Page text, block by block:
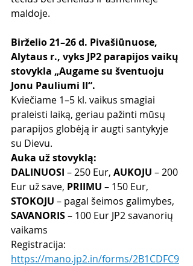
maldoje.
Birželio 21–26 d. Pivašiūnuose,
Alytaus r., vyks JP2 parapijos vaikų
stovykla „Augame su šventuoju
Jonu Pauliumi II“.
Kviečiame 1–5 kl. vaikus smagiai
praleisti laiką, geriau pažinti mūsų
parapijos globėją ir augti santykyje
su Dievu.
Auka už stovyklą:
DALINUOSI – 250 Eur, AUKOJU – 200
Eur už save, PRIIMU – 150 Eur,
STOKOJU – pagal šeimos galimybes,
SAVANORIS – 100 Eur JP2 savanorių
vaikams
Registracija:
https://mano.jp2.in/forms/2B1CDFC9